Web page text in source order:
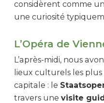
considèrent comme
une curiosité
L’Opéra de
L’après-midi, nous
lieux culturels les
capitale : le
travers une visite